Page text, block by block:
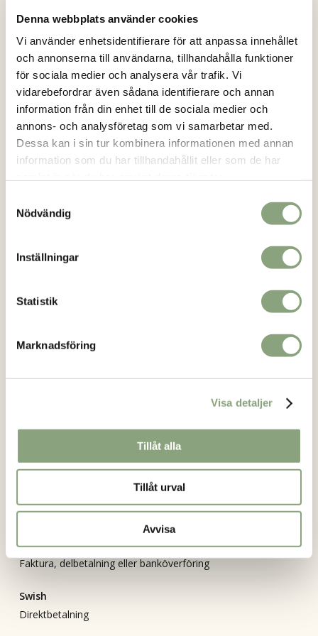
Denna webbplats använder cookies
Vi använder enhetsidentifierare för att anpassa innehållet
och annonserna till användarna, tillhandahålla funktioner
för sociala medier och analysera vår trafik. Vi
vidarebefordrar även sådana identifierare och annan
information från din enhet till de sociala medier och
annons- och analysföretag som vi samarbetar med.
Dessa kan i sin tur kombinera informationen med annan
information som du har tillhandahållit eller som de har
Nödvändig
Inställningar
Statistik
Marknadsföring
Visa detaljer
Tillåt alla
Tillåt urval
Avvisa
Loikashop är en e-handel som drivs av en familj i Göteborg.
Loikashop är ett eget varumärke och produkterna som säljs
här, tillverkas alltid i begränsad upplaga. På så sätt kan du
vara säker på att du får en unik stil.
Läs mer..
Kontakt
info@loikashop.se
0736-858626
Instagram
Kundservice
Köpvillkor
Bli återförsäljare
Betalning
Svea checkout
Faktura, delbetalning eller banköverföring
Swish
Direktbetalning